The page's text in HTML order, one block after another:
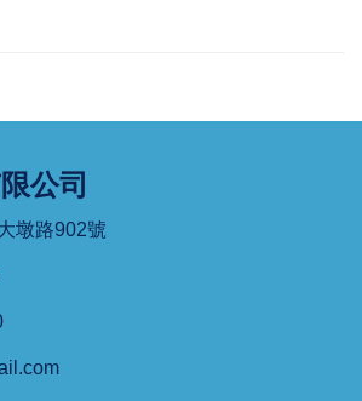
公司
墩路902號